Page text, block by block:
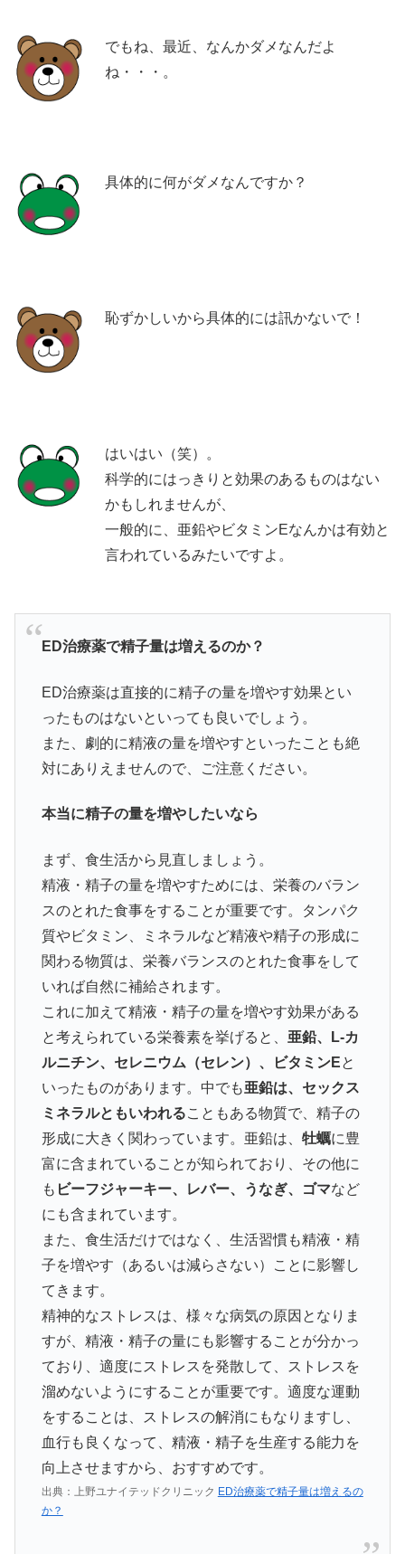
でもね、最近、なんかダメなんだよ
ね・・・。
具体的に何がダメなんですか？
恥ずかしいから具体的には訊かないで！
はいはい（笑）。
科学的にはっきりと効果のあるものはない
かもしれませんが、
一般的に、亜鉛やビタミンEなんかは有効と
言われているみたいですよ。
ED治療薬で精子量は増えるのか？
ED治療薬は直接的に精子の量を増やす効果とい
ったものはないといっても良いでしょう。
また、劇的に精液の量を増やすといったことも絶
対にありえませんので、ご注意ください。
本当に精子の量を増やしたいなら
まず、食生活から見直しましょう。
精液・精子の量を増やすためには、栄養のバラン
スのとれた食事をすることが重要です。タンパク
質やビタミン、ミネラルなど精液や精子の形成に
関わる物質は、栄養バランスのとれた食事をして
いれば自然に補給されます。
これに加えて精液・精子の量を増やす効果がある
と考えられている栄養素を挙げると、 亜鉛、L-カ
ルニチン、セレニウム（セレン）、ビタミンEと
いったものがあります。中でも亜鉛は、セックス
ミネラルともいわれることもある物質で、精子の
形成に大きく関わっています。亜鉛は、 牡蠣に豊
富に含まれていることが知られており、その他に
も ビーフジャーキー、レバー、うなぎ、ゴマなど
にも含まれています。
また、食生活だけではなく、生活習慣も精液・精
子を増やす（あるいは減らさない）ことに影響し
てきます。
精神的なストレスは、様々な病気の原因となりま
すが、精液・精子の量にも影響することが分かっ
ており、適度にストレスを発散して、ストレスを
溜めないようにすることが重要です。適度な運動
をすることは、ストレスの解消にもなりますし、
血行も良くなって、精液・精子を生産する能力を
向上させますから、おすすめです。
出典：上野ユナイテッドクリニック ED治療薬で精子量は増えるの
か？